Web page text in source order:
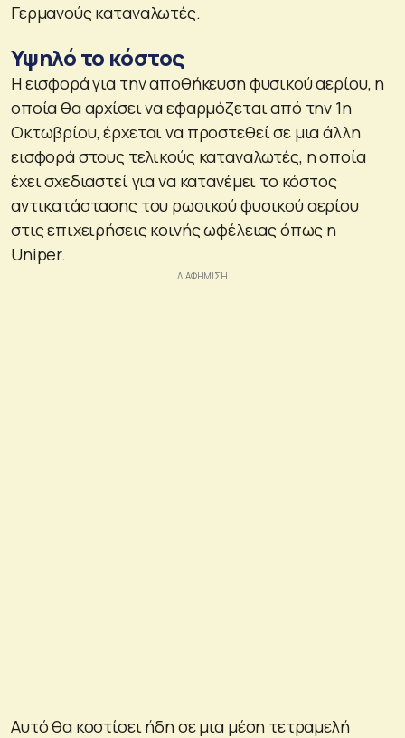
Γερμανούς καταναλωτές.
Υψηλό το κόστος
Η εισφορά για την αποθήκευση φυσικού αερίου, η
οποία θα αρχίσει να εφαρμόζεται από την 1η
Οκτωβρίου, έρχεται να προστεθεί σε μια άλλη
εισφορά στους τελικούς καταναλωτές, η οποία
έχει σχεδιαστεί για να κατανέμει το κόστος
αντικατάστασης του ρωσικού φυσικού αερίου
στις επιχειρήσεις κοινής ωφέλειας όπως η
Uniper.
Αυτό θα κοστίσει ήδη σε μια μέση τετραμελή